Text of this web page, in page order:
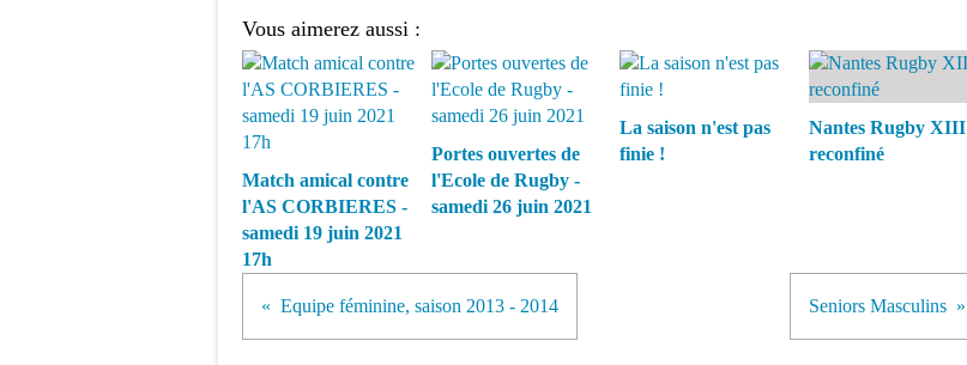
Vous aimerez aussi :
Match amical contre
l'AS CORBIERES -
samedi 19 juin 2021
17h
Portes ouvertes de
l'Ecole de Rugby -
samedi 26 juin 2021
La saison n'est pas
finie !
Nantes Rugby XIII
reconfiné
Equipe féminine, saison 2013 - 2014 Seniors Masculins